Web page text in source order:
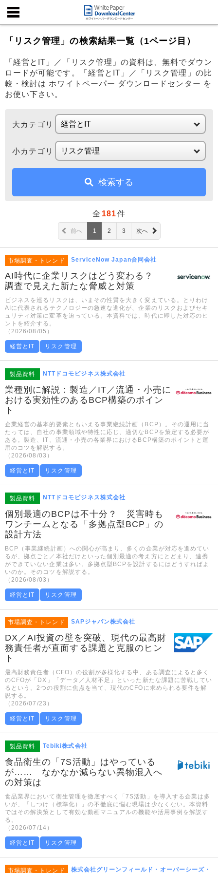
「リスク管理」の検索結果一覧（1ページ目）
「経営とIT」／「リスク管理」の資料は、無料でダウン
ロードが可能です。「経営とIT」／「リスク管理」の比
較・検討は ホワイトペーパー ダウンロードセンター を
お使い下さい。
大カテゴリ
小カテゴリ
検索する
全 181件
前へ 1 2 3 次へ
市場調査・トレンド ServiceNow Japan合同会社
AI時代に企業リスクはどう変わる？
調査で見えた新たな脅威と対策
ビジネスを巡るリスクは、いまその性質を大きく変えている。とりわけ
AIに代表されるテクノロジーの急速な進化が、企業のリスクおよびセキ
ュリティ対策に変革を迫っている。本資料では、時代に即した対応のヒ
ントを紹介する。
（2026/08/05）
経営とIT リスク管理
製品資料 NTTドコモビジネス株式会社
業種別に解説：製造／IT／流通・小売に
おける実効性のあるBCP構築のポイン
ト
企業経営の基本的要素ともいえる事業継続計画（BCP）。その運用に当
たっては、自社の事業領域や特性に応じ、適切なBCPを策定する必要が
ある。製造、IT、流通・小売の各業界におけるBCP構築のポイントと運
用のコツを解説する。
（2026/08/03）
経営とIT リスク管理
製品資料 NTTドコモビジネス株式会社
個別最適のBCPは不十分？ 災害時も
ワンチームとなる「多拠点型BCP」の
設計方法
BCP（事業継続計画）への関心が高まり、多くの企業が対応を進めてい
るが、拠点ごと／本社だけといった個別最適の考え方にとどまり、連携
ができていない企業は多い。多拠点型BCPを設計するにはどうすればよ
いのか。そのコツを解説する。
（2026/08/03）
経営とIT リスク管理
市場調査・トレンド SAPジャパン株式会社
DX／AI投資の壁を突破、現代の最高財
務責任者が直面する課題と克服のヒン
ト
最高財務責任者（CFO）の役割が多様化する中、ある調査によると多く
のCFOが「DX」「データ／人材不足」といった新たな課題に苦戦してい
るという。2つの役割に焦点を当て、現代のCFOに求められる要件を解
説する。
（2026/07/23）
経営とIT リスク管理
製品資料 Tebiki株式会社
食品衛生の「7S活動」はやっている
が…… なかなか減らない異物混入へ
の対策は
食品業界において衛生管理を徹底すべく「7S活動」を導入する企業は多
いが、「しつけ（標準化）」の不徹底に悩む現場は少なくない。本資料
ではその解決策として有効な動画マニュアルの機能や活用事例を解説す
る。
（2026/07/14）
経営とIT リスク管理
市場調査・トレンド 株式会社グリーンフィールド・オーバーシーズ・